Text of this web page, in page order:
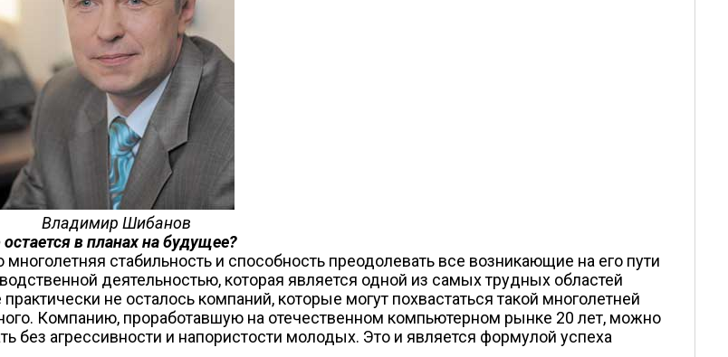
Владимир Шибанов
в планах на будущее?
стабильность и способность преодолевать все возникающие на его пути
деятельностью, которая является одной из самых трудных областей
не осталось компаний, которые могут похвастаться такой многолетней
Компанию, проработавшую на отечественном компьютерном рынке 20 лет, можно
без агрессивности и напористости молодых. Это и является формулой успеха